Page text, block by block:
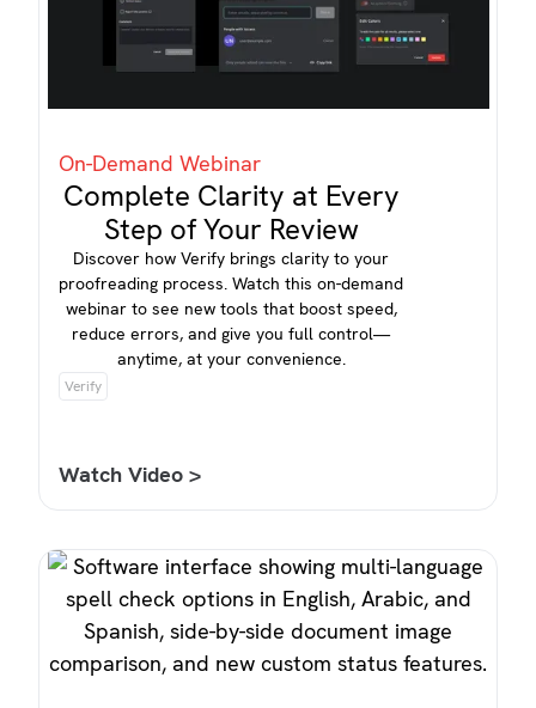
On-Demand Webinar
Complete Clarity at Every
Step of Your Review
Discover how Verify brings clarity to your
proofreading process. Watch this on-demand
webinar to see new tools that boost speed,
reduce errors, and give you full control—
anytime, at your convenience.
Verify
Watch Video >